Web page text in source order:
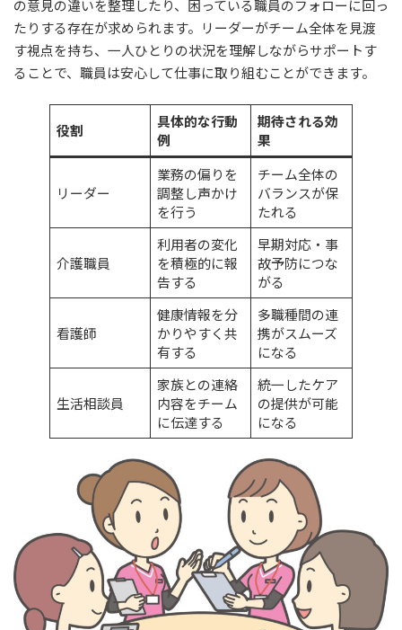
の意見の違いを整理したり、困っている職員のフォローに回っ
たりする存在が求められます。リーダーがチーム全体を見渡
す視点を持ち、一人ひとりの状況を理解しながらサポートす
ることで、職員は安心して仕事に取り組むことができます。
役割
具体的な行動
例
期待される効
果
リーダー
業務の偏りを
調整し声かけ
を行う
チーム全体の
バランスが保
たれる
介護職員
利用者の変化
を積極的に報
告する
早期対応・事
故予防につな
がる
看護師
健康情報を分
かりやすく共
有する
多職種間の連
携がスムーズ
になる
生活相談員
家族との連絡
内容をチーム
に伝達する
統一したケア
の提供が可能
になる